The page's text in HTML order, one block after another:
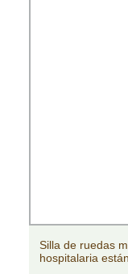
Silla de ruedas
hospitalaria